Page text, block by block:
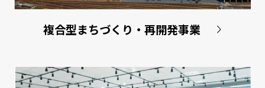
複合型まちづくり・再開発事業